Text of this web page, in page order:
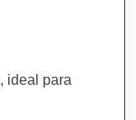
ideal para